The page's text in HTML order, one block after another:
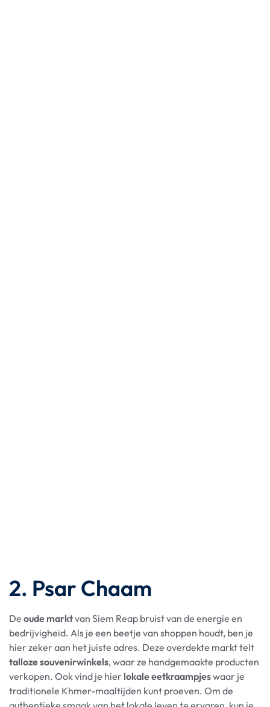
2. Psar Chaam
De oude marktvan Siem Reap bruist van de energie en
bedrijvigheid. Als je een beetje van shoppen houdt, ben je
hier zeker aan het juiste adres. Deze overdekte markt telt
talloze souvenirwinkels, waar ze handgemaakte producten
verkopen. Ook vind je hier lokale eetkraampjeswaar je
traditionele Khmer-maaltijden kunt proeven. Om de